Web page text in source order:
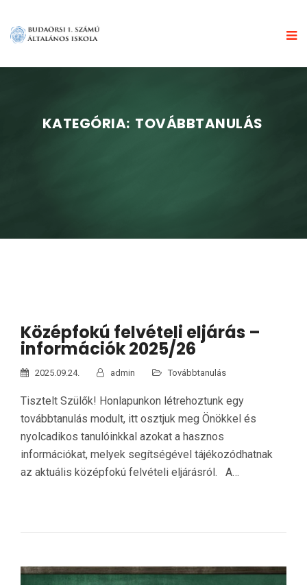
KATEGÓRIA: TOVÁBBTANULÁS
Középfokú felvételi eljárás –
információk 2025/26
2025.09.24. admin Továbbtanulás
Tisztelt Szülők! Honlapunkon létrehoztunk egy
továbbtanulás modult, itt osztjuk meg Önökkel és
nyolcadikos tanulóinkkal azokat a hasznos
információkat, melyek segítségével tájékozódhatnak
az aktuális középfokú felvételi eljárásról. A…